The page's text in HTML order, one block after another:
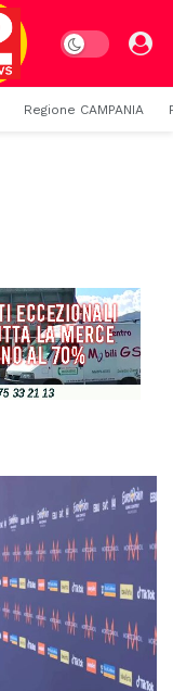
Dark mode
Regione CAMPANIA